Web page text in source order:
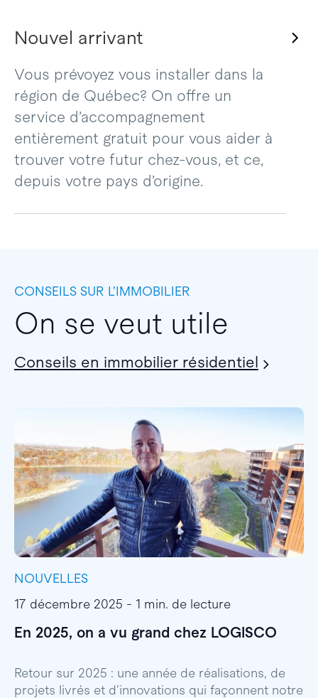
Nouvel arrivant
Vous prévoyez vous installer dans la
région de Québec? On offre un
service d’accompagnement
entièrement gratuit pour vous aider à
trouver votre futur chez-vous, et ce,
depuis votre pays d’origine.
CONSEILS SUR L’IMMOBILIER
On se veut utile
Conseils en immobilier résidentiel
NOUVELLES
17 décembre 2025 - 1 min. de lecture
En 2025, on a vu grand chez LOGISCO
Retour sur 2025 : une année de réalisations, de
projets livrés et d’innovations qui façonnent notre